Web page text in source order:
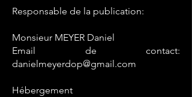
Responsable de la publication:
Monsieur MEYER Daniel
Email de contact:
danielmeyerdop@gmail.com
Hébergement